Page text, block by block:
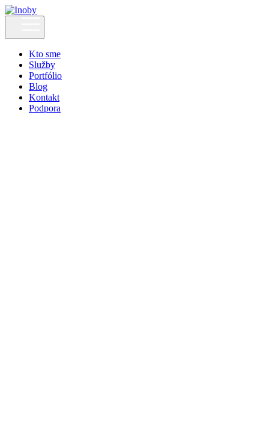
Kto sme
Služby
Portfólio
Blog
Kontakt
Podpora